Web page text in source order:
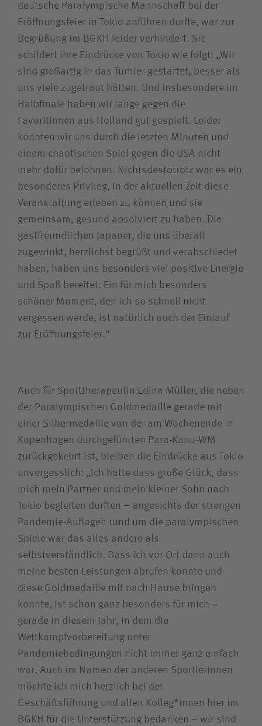
deutsche Paralympische Mannschaft bei der
Eröffnungsfeier in Tokio anführen durfte, war zur
Begrüßung im BGKH leider verhindert. Sie
schildert ihre Eindrücke von Tokio wie folgt: „Wir
sind großartig in das Turnier gestartet, besser als
uns viele zugetraut hätten. Und insbesondere im
Halbfinale haben wir lange gegen die
Favoritinnen aus Holland gut gespielt. Leider
konnten wir uns durch die letzten Minuten und
einem chaotischen Spiel gegen die USA nicht
mehr dafür belohnen. Nichtsdestotrotz war es ein
besonderes Privileg, in der aktuellen Zeit diese
Veranstaltung erleben zu können und sie
gemeinsam, gesund absolviert zu haben. Die
gastfreundlichen Japaner, die uns überall
zugewinkt, herzlichst begrüßt und verabschiedet
haben, haben uns besonders viel positive Energie
und Spaß bereitet. Ein für mich besonders
schöner Moment, den ich so schnell nicht
vergessen werde, ist natürlich auch der Einlauf
zur Eröffnungsfeier.“
Auch für Sporttherapeutin Edina Müller, die neben
der Paralympischen Goldmedaille gerade mit
einer Silbermedaille von der am Wochenende in
Kopenhagen durchgeführten Para-Kanu-WM
zurückgekehrt ist, bleiben die Eindrücke aus Tokio
unvergesslich: „Ich hatte dass große Glück, dass
mich mein Partner und mein kleiner Sohn nach
Tokio begleiten durften – angesichts der strengen
Pandemie-Auflagen rund um die paralympischen
Spiele war das alles andere als
selbstverständlich. Dass ich vor Ort dann auch
meine besten Leistungen abrufen konnte und
diese Goldmedaille mit nach Hause bringen
konnte, ist schon ganz besonders für mich –
gerade in diesem Jahr, in dem die
Wettkampfvorbereitung unter
Pandemiebedingungen nicht immer ganz einfach
war. Auch im Namen der anderen Sportlerinnen
möchte ich mich herzlich bei der
Geschäftsführung und allen Kolleg*innen hier im
BGKH für die Unterstützung bedanken – wir sind